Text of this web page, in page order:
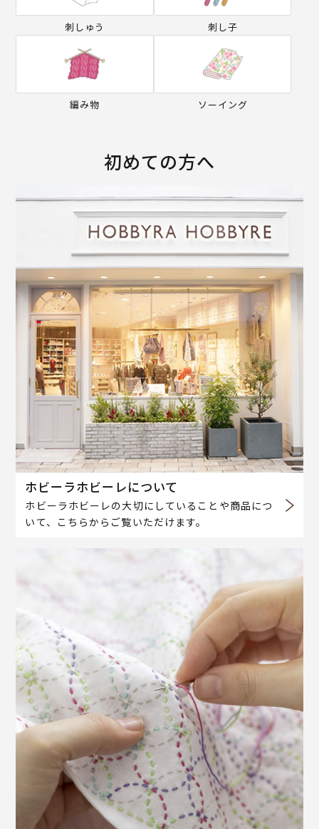
刺しゅう 刺し子
編み物 ソーイング
初めての方へ
ホビーラホビーレについて
ホビーラホビーレの大切にしていることや商品につ
いて、こちらからご覧いただけます。